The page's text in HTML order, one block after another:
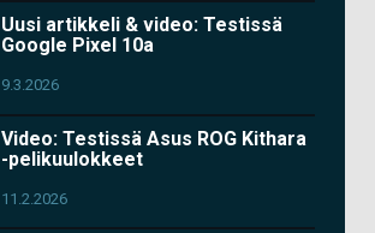
Uusi artikkeli & video: Testissä
Google Pixel 10a
9.3.2026
Video: Testissä Asus ROG Kithara
-pelikuulokkeet
11.2.2026